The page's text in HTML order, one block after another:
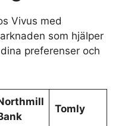
Vivus med
som hjälper
preferenser och
Tomly